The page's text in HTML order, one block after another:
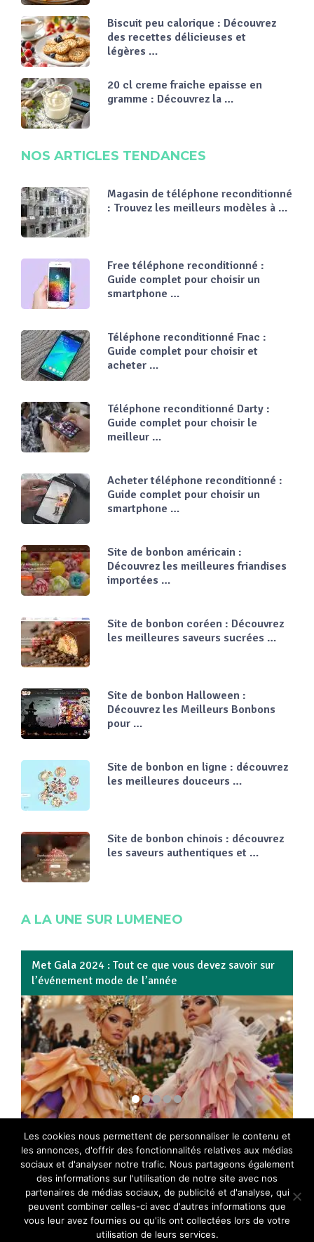
Biscuit peu calorique : Découvrez
des recettes délicieuses et
légères …
20 cl creme fraiche epaisse en
gramme : Découvrez la …
NOS ARTICLES TENDANCES
Magasin de téléphone reconditionné
: Trouvez les meilleurs modèles à …
Free téléphone reconditionné :
Guide complet pour choisir un
smartphone …
Téléphone reconditionné Fnac :
Guide complet pour choisir et
acheter …
Téléphone reconditionné Darty :
Guide complet pour choisir le
meilleur …
Acheter téléphone reconditionné :
Guide complet pour choisir un
smartphone …
Site de bonbon américain :
Découvrez les meilleures friandises
importées …
Site de bonbon coréen : Découvrez
les meilleures saveurs sucrées …
Site de bonbon Halloween :
Découvrez les Meilleurs Bonbons
pour …
Site de bonbon en ligne : découvrez
les meilleures douceurs …
Site de bonbon chinois : découvrez
les saveurs authentiques et …
A LA UNE SUR LUMENEO
Met Gala 2024 : Tout ce que vous devez savoir sur
l’événement mode de l’année
LumeneoCopyright © 2026.
Les bons plans de Luc Meneo, alias Lumeneo -Mentions Légales
Les cookies nous permettent de personnaliser le contenu et
les annonces, d'offrir des fonctionnalités relatives aux médias
sociaux et d'analyser notre trafic. Nous partageons également
des informations sur l'utilisation de notre site avec nos
partenaires de médias sociaux, de publicité et d'analyse, qui
peuvent combiner celles-ci avec d'autres informations que
vous leur avez fournies ou qu'ils ont collectées lors de votre
utilisation de leurs services.